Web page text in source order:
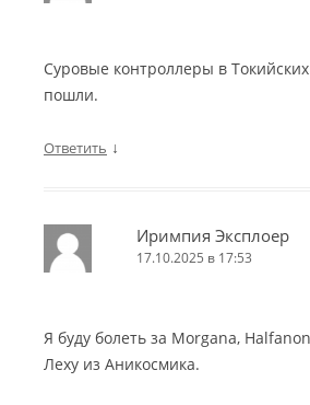
Суровые контроллеры в
пошли.
Ответить ↓
Иримпия Эксплоер
17.10.2025 в 17:53
Я буду болеть за Morgana,
Леху из Аникосмика.